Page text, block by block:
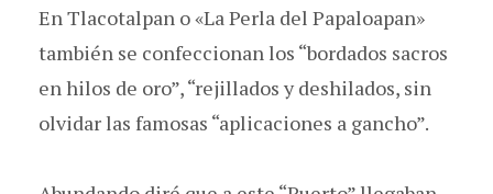
En Tlacotalpan o «La Perla del Papaloapan»
también se confeccionan los “bordados sacros
en hilos de oro”, “rejillados y deshilados, sin
olvidar las famosas “aplicaciones a gancho”.